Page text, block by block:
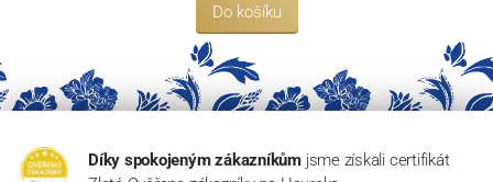
Do košíku
Díky spokojeným zákazníkům jsme získali certifikát